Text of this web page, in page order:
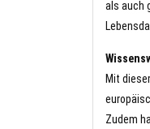
als auch
Mit
Zudem